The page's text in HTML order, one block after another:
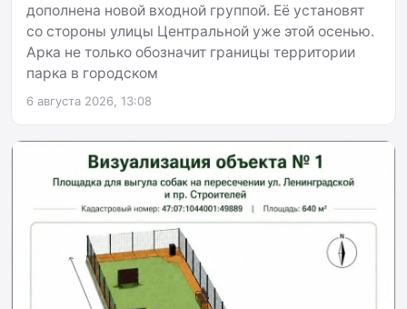
дополнена новой входной группой. Её установят
со стороны улицы Центральной уже этой осенью.
Арка не только обозначит границы территории
парка в городском
6 августа 2026, 13:08